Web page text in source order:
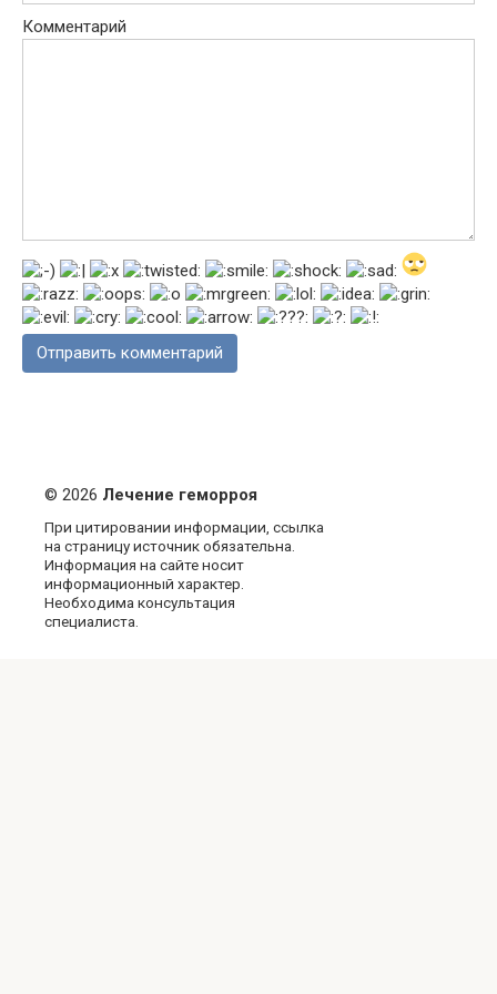
Комментарий
© 2026 Лечение геморроя
При цитировании информации, ссылка
на страницу источник обязательна.
Информация на сайте носит
информационный характер.
Необходима консультация
специалиста.